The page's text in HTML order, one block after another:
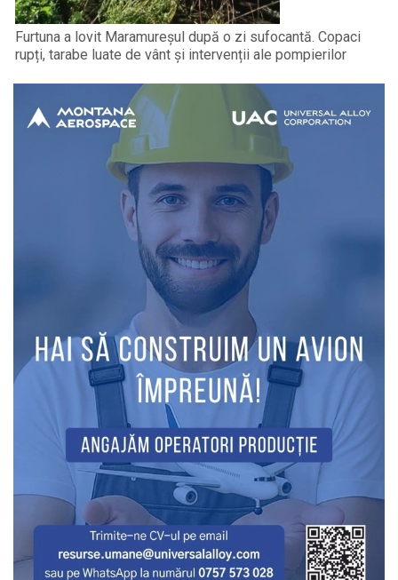
Furtuna a lovit Maramureșul după o zi sufocantă. Copaci
rupți, tarabe luate de vânt și intervenții ale pompierilor